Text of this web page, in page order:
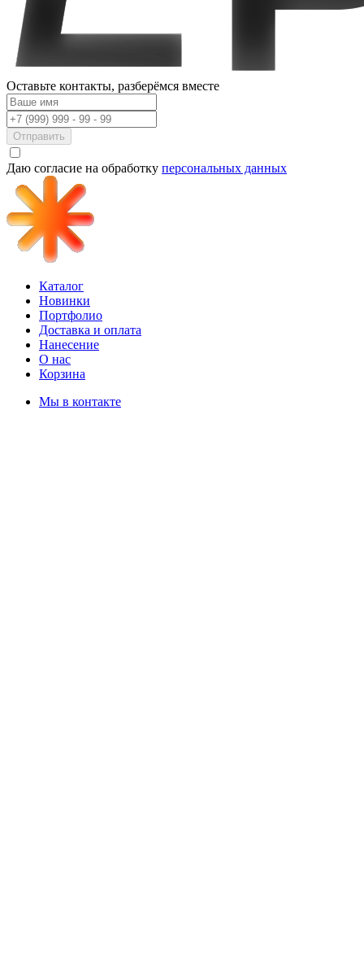
Оставьте контакты, разберёмся вместе
Отправить
Даю согласие на обработку персональных данных
Каталог
Новинки
Портфолио
Доставка и оплата
Нанесение
О нас
Корзина
Мы в контакте